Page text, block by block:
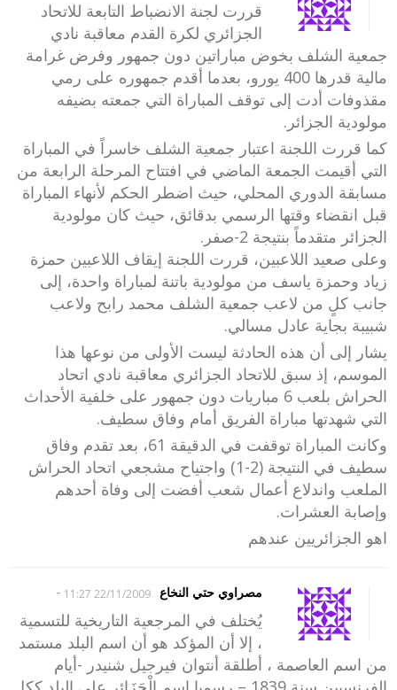
قررت لجنة الانضباط التابعة للاتحاد
الجزائري لكرة القدم معاقبة نادي
جمعية الشلف بخوض مباراتين دون جمهور وفرض غرامة
مالية قدرها 400 يورو، بعدما أقدم جمهوره على رمي
مقذوفات أدت إلى توقف المباراة التي جمعته بضيفه
مولودية الجزائر.
كما قررت اللجنة اعتبار جمعية الشلف خاسراً في المباراة
التي أقيمت الجمعة الماضي في افتتاح المرحلة الرابعة من
مسابقة الدوري المحلي، حيث اضطر الحكم لأنهاء المباراة
قبل انقضاء وقتها الرسمي بدقائق، حيث كان مولودية
الجزائر متقدماً بنتيجة 2-صفر.
وعلى صعيد اللاعبين، قررت اللجنة إيقاف اللاعبين حمزة
زياد وحمزة ياسف من مولودية باتنة لمباراة واحدة، إلى
جانب كلٍ من لاعب جمعية الشلف محمد رابح ولاعب
شبيبة بجاية عادل مسالي.
يشار إلى أن هذه الحادثة ليست الأولى من نوعها هذا
الموسم، إذ سبق للاتحاد الجزائري معاقبة نادي اتحاد
الحراش بلعب 6 مباريات دون جمهور على خلفية الأحداث
التي شهدتها مباراة الفريق أمام وفاق سطيف.
وكانت المباراة توقفت في الدقيقة 61، بعد تقدم وفاق
سطيف في النتيجة (2-1) واجتياح مشجعي اتحاد الحراش
الملعب واندلاع أعمال شعب أفضت إلى وفاة أحدهم
وإصابة العشرات.
اهو الجزائريين عندهم
مصراوي حتي النخاع 22/11/2009 11:27
-
يُختلف في المرجعية التاريخية للتسمية
، إلا أن المؤكد هو أن اسم البلد مستمد
من اسم العاصمة ، أطلقة أنتوان فيرجيل شنيدر -أيام